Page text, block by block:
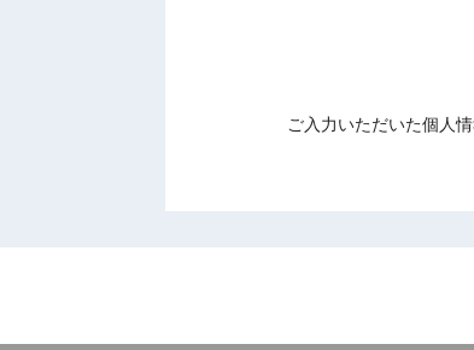
ご入力いただいた個人